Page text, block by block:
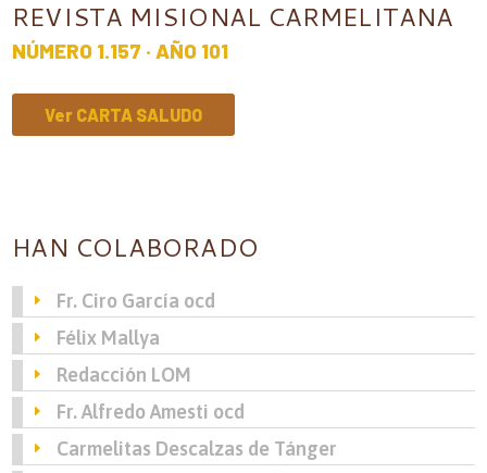
REVISTA MISIONAL CARMELITANA
NÚMERO 1.157 · AÑO 101
Ver CARTA SALUDO
HAN COLABORADO
Fr. Ciro García ocd
Félix Mallya
Redacción LOM
Fr. Alfredo Amesti ocd
Carmelitas Descalzas de Tánger